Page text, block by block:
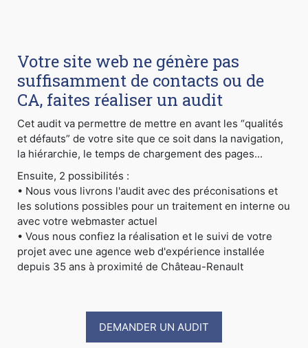
Votre site web ne génère pas
suffisamment de contacts ou de
CA, faites réaliser un audit
Cet audit va permettre de mettre en avant les “qualités
et défauts” de votre site que ce soit dans la navigation,
la hiérarchie, le temps de chargement des pages...
Ensuite, 2 possibilités :
• Nous vous livrons l'audit avec des préconisations et
les solutions possibles pour un traitement en interne ou
avec votre webmaster actuel
• Vous nous confiez la réalisation et le suivi de votre
projet avec une agence web d'expérience installée
depuis 35 ans à proximité de Château-Renault
DEMANDER UN AUDIT